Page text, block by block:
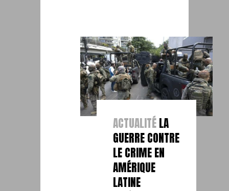
ACTUALITÉLA
GUERRE CONTRE
LE CRIME EN
AMÉRIQUE
LATINE